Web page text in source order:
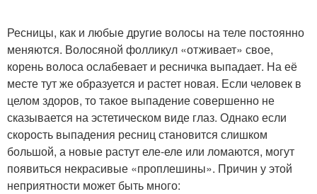
Ресницы, как и любые другие волосы на теле постоянно
меняются. Волосяной фолликул «отживает» свое,
корень волоса ослабевает и ресничка выпадает. На её
месте тут же образуется и растет новая. Если человек в
целом здоров, то такое выпадение совершенно не
сказывается на эстетическом виде глаз. Однако если
скорость выпадения ресниц становится слишком
большой, а новые растут еле-еле или ломаются, могут
появиться некрасивые «проплешины». Причин у этой
неприятности может быть много: